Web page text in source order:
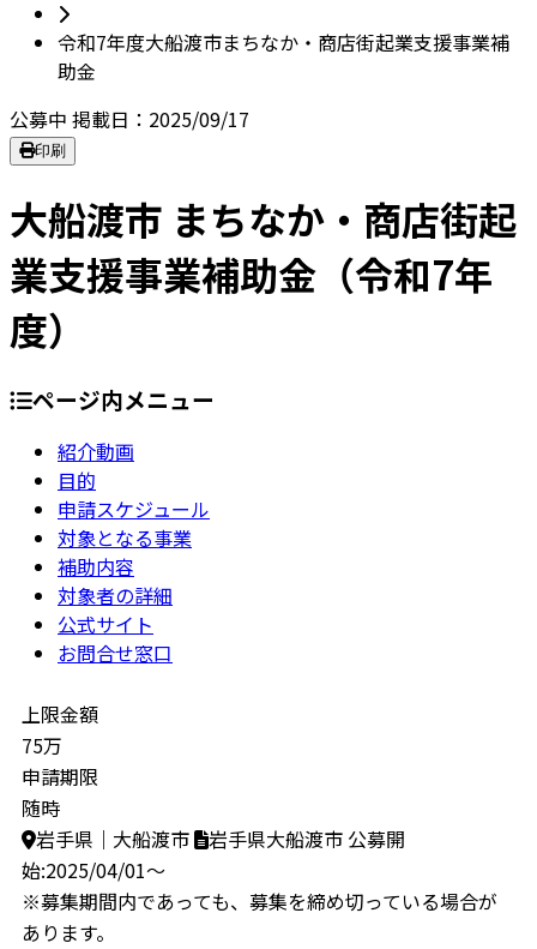
令和7年度大船渡市まちなか・商店街起業支援事業補
助金
公募中 掲載日：2025/09/17
印刷
大船渡市 まちなか・商店街起
業支援事業補助金（令和7年
度）
ページ内メニュー
紹介動画
目的
申請スケジュール
対象となる事業
補助内容
対象者の詳細
公式サイト
お問合せ窓口
上限金額
75万
申請期限
随時
岩手県｜大船渡市
岩手県大船渡市 公募開
始:2025/04/01～
※募集期間内であっても、募集を締め切っている場合が
あります。